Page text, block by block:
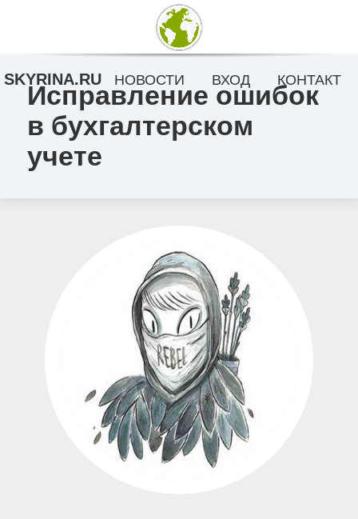
Исправление ошибок
в бухгалтерском
учете
SKYRINA.RU НОВОСТИ ВХОД КОНТАКТ